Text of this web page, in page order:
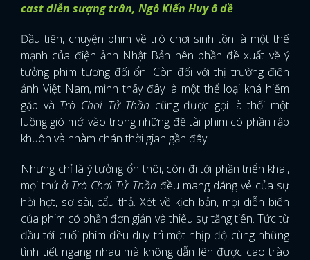
cast diễn sượng trân, Ngô Kiến Huy ô dề
Đầu tiên, chuyện phim về trò chơi sinh tồn là một thế
mạnh của điện ảnh Nhật Bản nên phần đề xuất về ý
tưởng phim tương đối ổn. Còn đối với thị trường điện
ảnh Việt Nam, mình thấy đây là một thể loại khá hiếm
gặp và Trò Chơi Tử Thần cũng được gọi là thổi một
luồng gió mới vào trong những đề tài phim có phần rập
khuôn và nhàm chán thời gian gần đây.
Nhưng chỉ là ý tưởng ổn thôi, còn đi tới phần triển khai,
mọi thứ ở Trò Chơi Tử Thần đều mang dáng vẻ của sự
hời hợt, sơ sài, cẩu thả. Xét về kịch bản, mọi diễn biến
của phim có phần đơn giản và thiếu sự tăng tiến. Tức từ
đầu tới cuối phim đều duy trì một nhịp độ cùng những
tình tiết ngang nhau mà không dẫn lên được cao trào